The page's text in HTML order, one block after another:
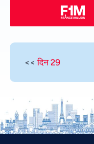
<<दिन 29